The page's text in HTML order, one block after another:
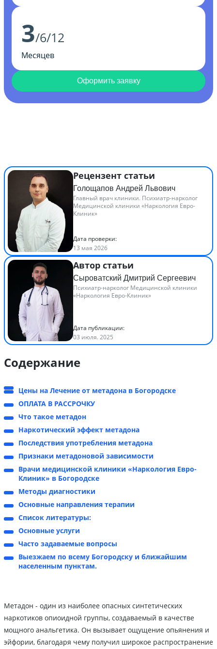
3/6/12
Месяцев
Оформить заявку
Рецензент статьи
Голощапов Андрей Львович
Главный врач клиники. Психиатр-нарколог
Медицинской клиники «Наркология Евро-
Клиник»
Дата проверки:
13 мая 2026
Автор статьи
Сыроватский Дмитрий Сергеевич
Психиатр-нарколог Медицинской клиники
«Наркология Евро-Клиник»
Дата публикации:
03 июля. 2025
Содержание
Цены на Лечение от метадона в Богородске
ОПЛАТА В РАССРОЧКУ
Что такое метадон
Наркотический эффект метадона
Последствия употребления метадона
Признаки метадоновой зависимости
Врачи медицинской клиники «Наркология Евро-
Клиник» в Богородске
Методы диагностики
Основные направления терапии
Список литературы:
Основные услуги
Часто задаваемые вопросы
Выезжаем по всему Богородску и ближайшим
населенным пунктам.
Метадон - один из наиболее опасных синтетических
наркотиков опиоидной группы, создаваемый в качестве
мощного анальгетика. Он вызывает ощущение опьянения и
эйфории, благодаря чему получил широкое распространение